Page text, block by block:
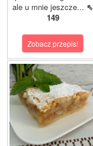
ale u mnie jeszcze... ⇖
149
Zobacz przepis!